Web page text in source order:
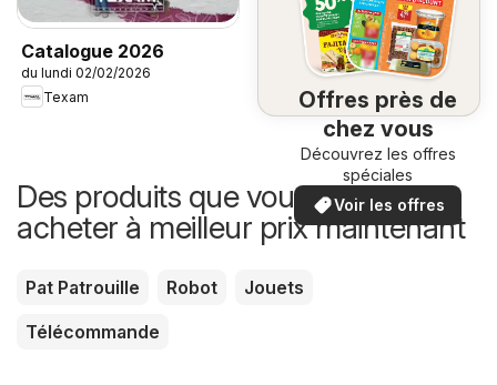
Catalogue 2026
du lundi 02/02/2026
Texam
Offres près de
chez vous
Découvrez les offres
spéciales
Voir les offres
Des produits que vous pouvez
acheter à meilleur prix maintenant
Pat Patrouille Robot
Jouets
Télécommande